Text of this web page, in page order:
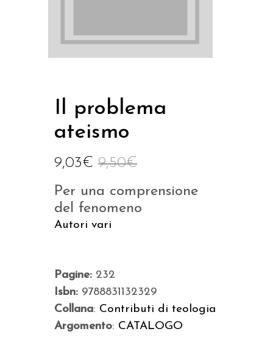
Il problema
ateismo
9,50€
9,03€
Per una comprensione
del fenomeno
Autori vari
Pagine: 232
Isbn: 9788831132329
Collana: Contributi di teologia
Argomento: CATALOGO